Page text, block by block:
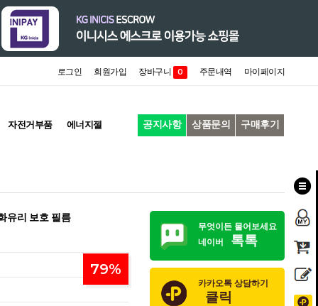
로그인 회원가입 장바구니 0 주문내역 마이페이지
자전거부품 에너지젤 공지사항 상품문의 구매후기
유리 보호 필름
79%
무엇이든 물어보세요
네이버
톡톡
카카오톡 상담하기
클릭